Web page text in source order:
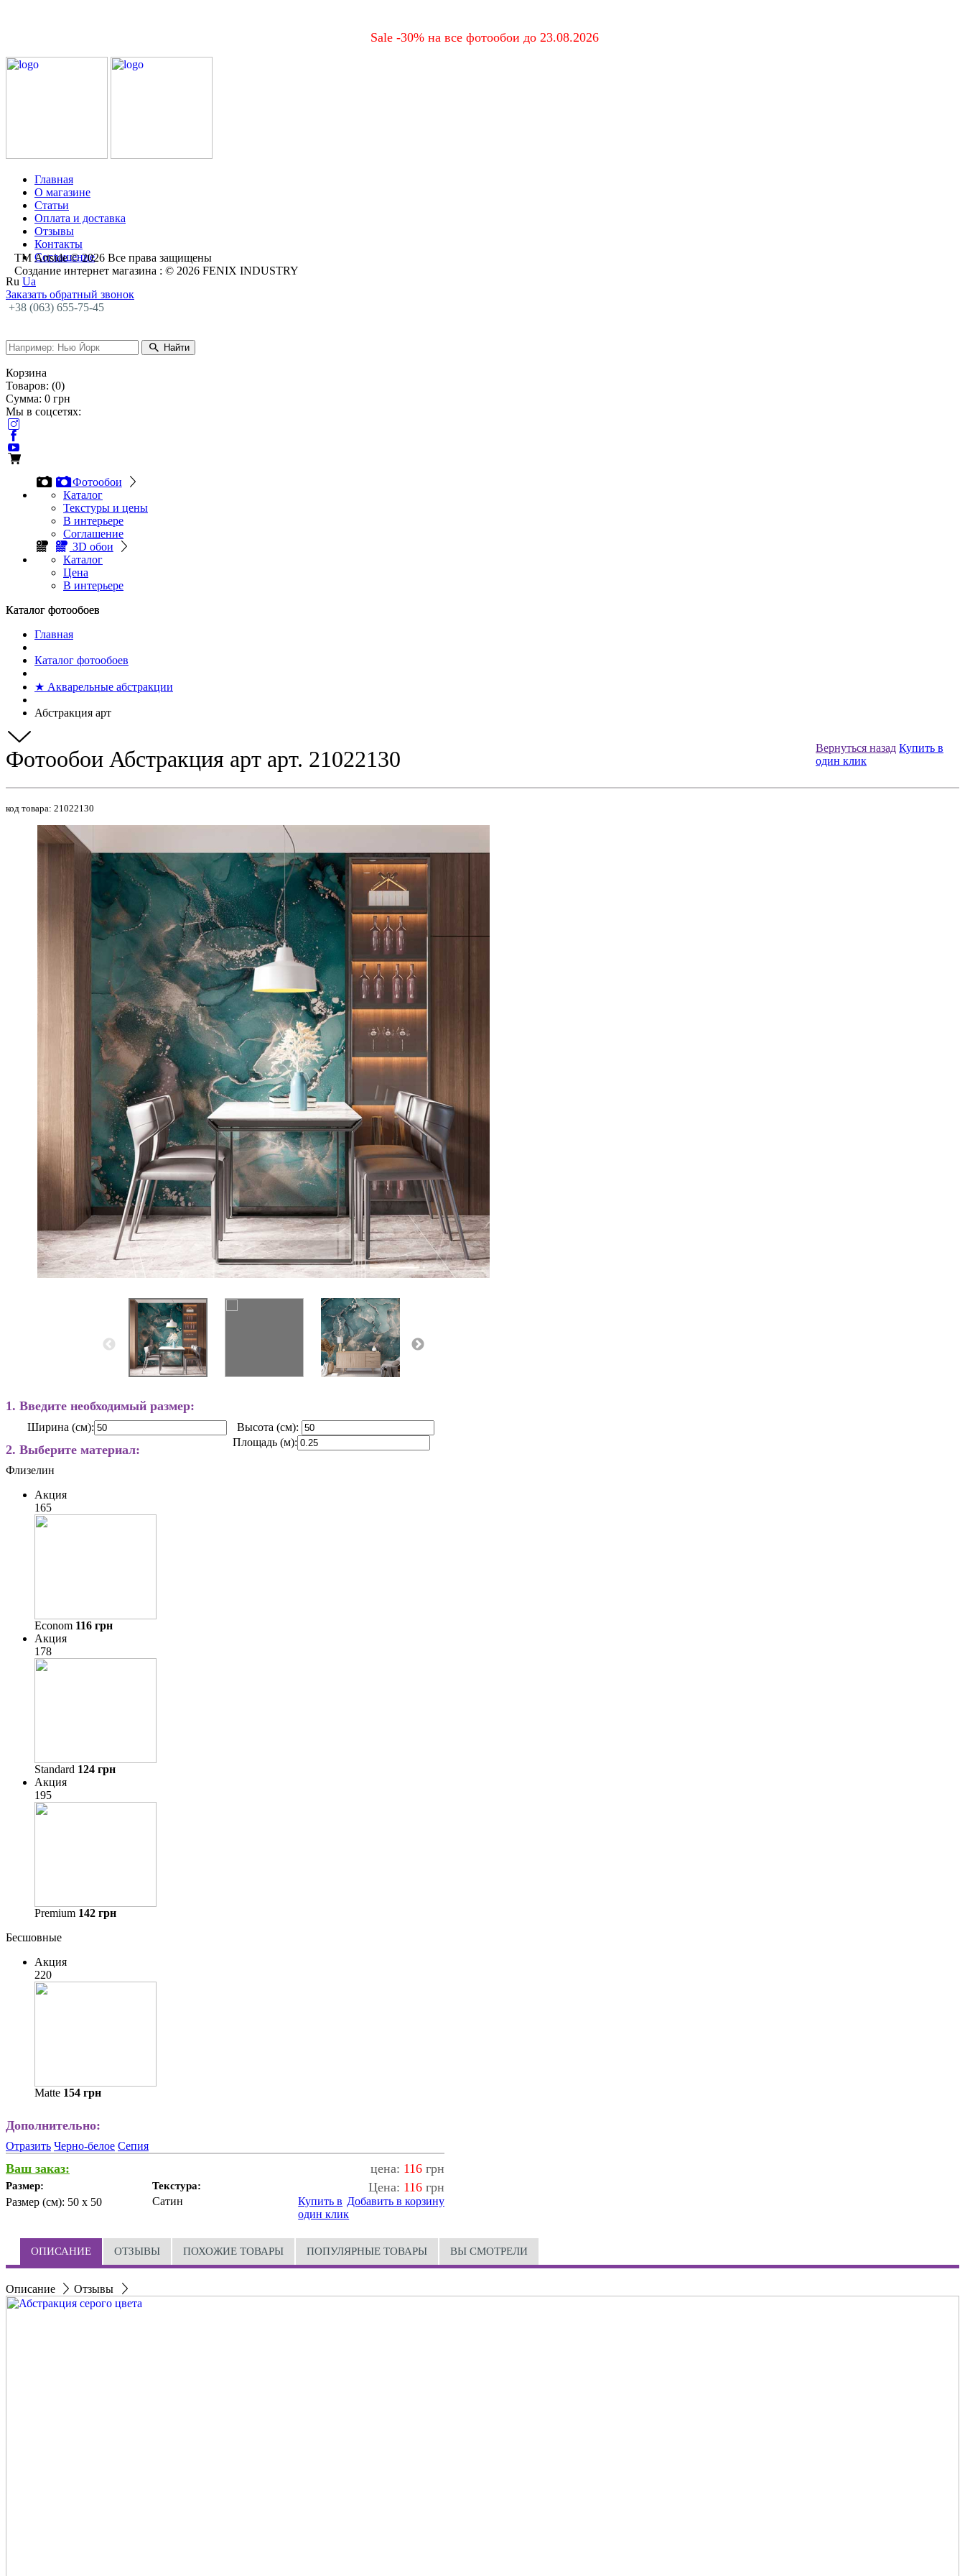
Sale -30% на все фотообои до 23.08.2026
Главная
О магазине
Статьи
Оплата и доставка
Отзывы
Контакты
Соглашение
Ru Ua
Заказать обратный звонок
+38 (063) 655-75-45
Найти
Корзина
Товаров: (0)
Сумма: 0 грн
Мы в соцсетях:
Фотообои
Каталог
Текстуры и цены
В интерьере
Соглашение
3D обои
Каталог
Цена
В интерьере
Каталог фотообоев
Каталог фотообоев
Главная
Каталог фотообоев
★ Акварельные абстракции
Абстракция арт
Вернуться назад Купить в
один клик
Фотообои Абстракция арт арт. 21022130
код товара: 21022130
1. Введите необходимый размер:
Ширина (см):
Высота (см):
Площадь (м):
2. Выберите материал:
Флизелин
Акция
165
Econom 116 грн
Акция
178
Standard 124 грн
Акция
195
Premium 142 грн
Бесшовные
Акция
220
Matte 154 грн
Дополнительно:
Отразить Черно-белое Сепия
Ваш заказ: цена: 116грн
Размер:
Размер (см): 50 x 50
Текстура:
Сатин
Цена: 116грн
Добавить в корзину
Купить в
один клик
ОПИСАНИЕ ОТЗЫВЫ ПОХОЖИЕ ТОВАРЫ ПОПУЛЯРНЫЕ ТОВАРЫ ВЫ СМОТРЕЛИ
Описание Отзывы
ТМ Artside © 2026 Все права защищены
Создание интернет магазина : © 2026 FENIX INDUSTRY